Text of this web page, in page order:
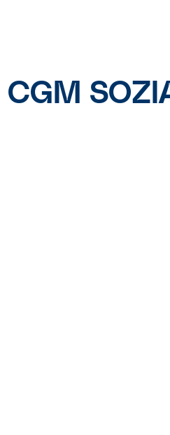
CGM